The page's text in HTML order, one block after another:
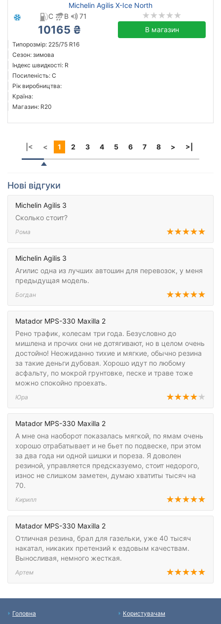
Michelin Agilis X-Ice North
C
B 71
10165 ₴ В магазин
Типорозмір: 225/75 R16
Сезон: зимова
Індекс швидкості: R
Посиленість: C
Рік виробництва:
Країна:
Магазин: R20
|< < 1 2 3 4 5 6 7 8 > >|
Нові відгуки
Michelin Agilis 3
Сколько стоит?
Рома
Michelin Agilis 3
Агилис одна из лучших автошин для перевозок, у меня
предыдущая модель.
Богдан
Matador MPS-330 Maxilla 2
Рено трафик, колесам три года. Безусловно до
мишлена и прочих они не дотягивают, но в целом очень
достойно! Неожиданно тихие и мягкие, обычно резина
за такие деньги дубовая. Хорошо идут по любому
асфальту, по мокрой грунтовке, песке и траве тоже
можно спокойно проехать.
Юра
Matador MPS-330 Maxilla 2
А мне она наоборот показалась мягкой, по ямам очень
хорошо отрабатывает и не бьет по подвеске, при этом
за два года ни одной шишки и пореза. Я доволен
резиной, управляется предсказуемо, стоит недорого,
износ не слишком заметен, думаю хватиты тысяч на
70.
Кирилл
Matador MPS-330 Maxilla 2
Отличная резина, брал для газельки, уже 40 тысяч
накатал, никаких претензий к ездовым качествам.
Выносливая, немного жесткая.
Артем
Головна
Користувачам